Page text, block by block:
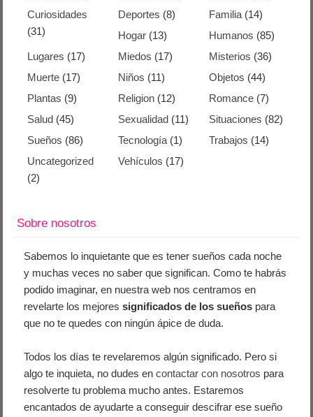
Curiosidades
(31)
Deportes (8) Familia(14)
Hogar (13) Humanos (85)
Lugares (17) Miedos (17) Misterios (36)
Muerte (17) Niños (11) Objetos (44)
Plantas (9) Religion (12) Romance(7)
Salud (45) Sexualidad (11) Situaciones (82)
Sueños (86) Tecnología (1) Trabajos (14)
Uncategorized
(2)
Vehículos (17)
Sobre nosotros
Sabemos lo inquietante que es tener sueños cada noche
y muchas veces no saber que significan. Como te habrás
podido imaginar, en nuestra web nos centramos en
revelarte los mejoressignificados de los sueños para
que no te quedes con ningún ápice de duda.
Todos los días te revelaremos algún significado. Pero si
algo te inquieta, no dudes encontactar con nosotros para
resolverte tu problema mucho antes. Estaremos
encantados de ayudarte a conseguir descifrar ese sueño